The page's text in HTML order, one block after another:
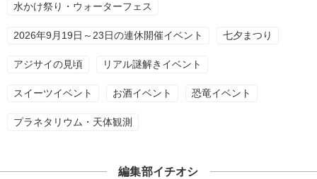
水かけ祭り・ウォーターフェス
2026年9月19日～23日の連休開催イベント 七夕まつり
アジサイの見頃 リアル謎解きイベント
スイーツイベント お酒イベント 恐竜イベント
プラネタリウム・天体観測
編集部イチオシ